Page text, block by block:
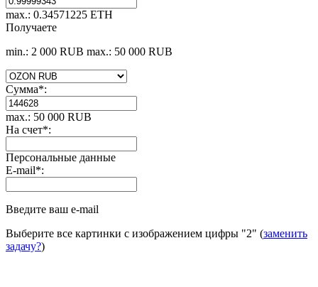
max.: 0.34571225 ETH
Получаете
min.: 2 000 RUB max.: 50 000 RUB
Сумма*:
max.: 50 000 RUB
На счет*:
Персональные данные
E-mail*:
Введите ваш e-mail
Выберите все картинки с изображением цифры "2" (заменить
задачу?)